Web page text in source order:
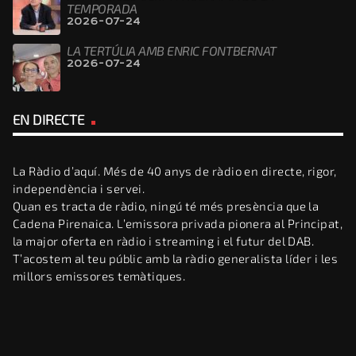
TEMPORADA
2026-07-24
LA TERTÚLIA AMB ENRIC FONTBERNAT
2026-07-24
EN DIRECTE
La Ràdio d’aquí. Més de 40 anys de ràdio en directe, rigor,
independència i servei.
Quan es tracta de ràdio, ningú té més presència que la
Cadena Pirenaica. L’emissora privada pionera al Principat,
la major oferta en ràdio i streaming i el futur del DAB.
T’acostem al teu públic amb la ràdio generalista líder i les
millors emissores temàtiques.